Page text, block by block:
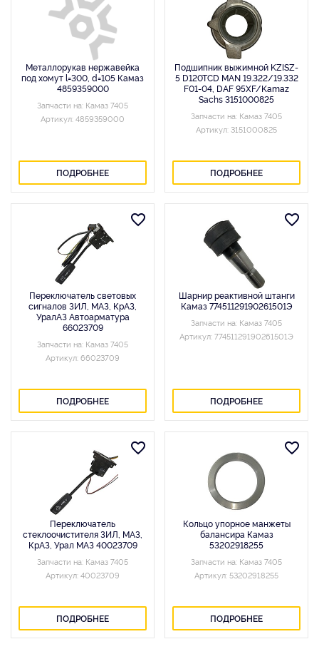
Металлорукав нержавейка
под хомут l=300, d=105 Камаз
4859359000
Запчасти на: Камаз 7405
Артикул: 4859359000
ПОДРОБНЕЕ
Подшипник выжимной KZISZ-
5 D120TCD MAN 19.322/19.332
F01-04, DAF 95XF/Kamaz
Sachs 3151000825
Запчасти на: Камаз 7405
Артикул: 3151000825
ПОДРОБНЕЕ
Переключатель световых
сигналов ЗИЛ, МАЗ, КрАЗ,
УралАЗ Автоарматура
66023709
Запчасти на: Камаз 7405
Артикул: 66023709
ПОДРОБНЕЕ
Шарнир реактивной штанги
Камаз 77451129190261501Э
Запчасти на: Камаз 7405
Артикул: 77451129190261501Э
ПОДРОБНЕЕ
Переключатель
стеклоочистителя ЗИЛ, МАЗ,
КрАЗ, Урал МАЗ 40023709
Запчасти на: Камаз 7405
Артикул: 40023709
ПОДРОБНЕЕ
Кольцо упорное манжеты
балансира Камаз
53202918255
Запчасти на: Камаз 7405
Артикул: 53202918255
ПОДРОБНЕЕ